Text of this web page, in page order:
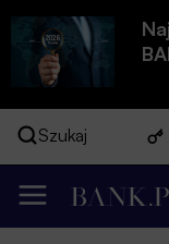
Szukaj